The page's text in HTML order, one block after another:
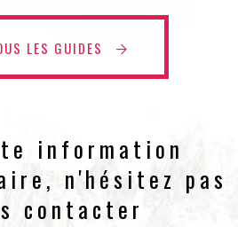
LES GUIDES
information
n'hésitez pas
contacter